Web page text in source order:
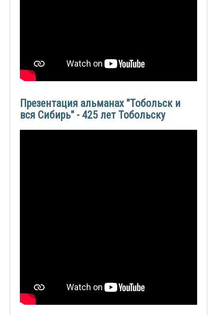
Презентация альманах "Тобольск и
вся Сибирь" - 425 лет Тобольску